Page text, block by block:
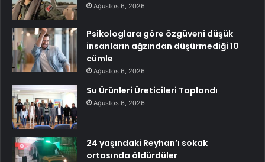
Ağustos 6, 2026
Psikologlara göre özgüveni düşük
insanların ağzından düşürmediği 10
cümle
Ağustos 6, 2026
Su Ürünleri Üreticileri Toplandı
Ağustos 6, 2026
24 yaşındaki Reyhan’ı sokak
ortasında öldürdüler